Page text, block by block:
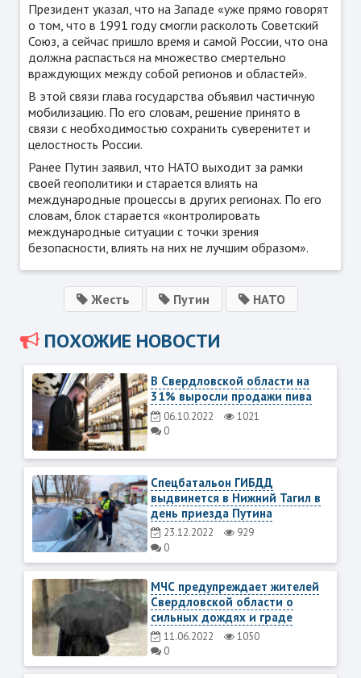
Президент указал, что на Западе «уже прямо говорят
о том, что в 1991 году смогли расколоть Советский
Союз, а сейчас пришло время и самой России, что она
должна распасться на множество смертельно
враждующих между собой регионов и областей».
В этой связи глава государства объявил частичную
мобилизацию. По его словам, решение принято в
связи с необходимостью сохранить суверенитет и
целостность России.
Ранее Путин заявил, что НАТО выходит за рамки
своей геополитики и старается влиять на
международные процессы в других регионах. По его
словам, блок старается «контролировать
международные ситуации с точки зрения
безопасности, влиять на них не лучшим образом».
Жесть Путин НАТО
ПОХОЖИЕ НОВОСТИ
В Свердловской области на
31% выросли продажи пива
06.10.2022
1021
0
Спецбатальон ГИБДД
выдвинется в Нижний Тагил в
день приезда Путина
23.12.2022
929
0
МЧС предупреждает жителей
Свердловской области о
сильных дождях и граде
11.06.2022
1050
0